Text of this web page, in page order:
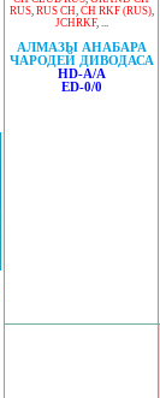
RUS, RUS CH, CH RKF (RUS),
JCHRKF, ...
АЛМАЗЫ АНАБАРА
ЧАРОДЕЙ ДИВОДАСА
HD-A/A
ED-0/0